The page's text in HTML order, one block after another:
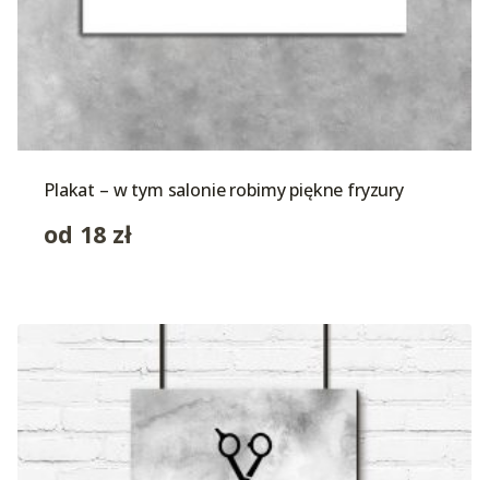
Plakat – w tym salonie robimy piękne fryzury
od 18 zł